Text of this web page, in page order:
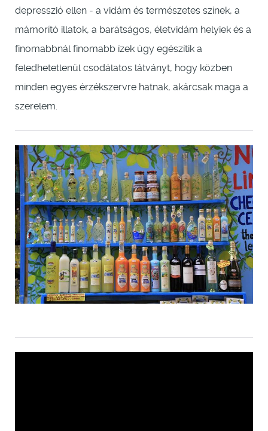
depresszió ellen - a vidám és természetes színek, a
mámorító illatok, a barátságos, életvidám helyiek és a
finomabbnál finomabb ízek úgy egészítik a
feledhetetlenül csodálatos látványt, hogy közben
minden egyes érzékszervre hatnak, akárcsak maga a
szerelem.